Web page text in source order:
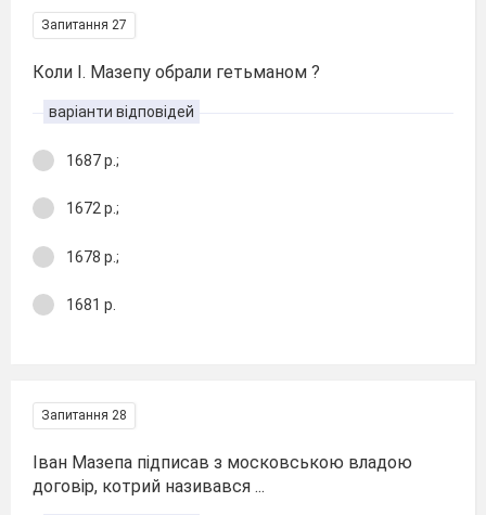
Запитання 27
Коли І. Мазепу обрали гетьманом ?
варіанти відповідей
1687 р.;
1672 р.;
1678 р.;
1681 р.
Запитання 28
Іван Мазепа підписав з московською владою
договір, котрий називався ...